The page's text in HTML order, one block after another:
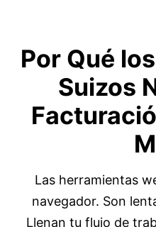
Por Qué
Suizos
Las herramientas
navegador. Son
Llenan tu flujo de